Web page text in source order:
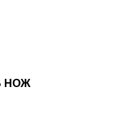
НОЖ